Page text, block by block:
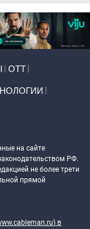
ОТТ
на сайте
РФ.
не более трети
прямой
) в